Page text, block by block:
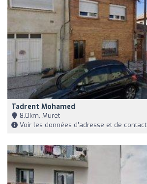
Tadrent Mohamed
8,0km, Muret
Voir les données d'adresse et de contact